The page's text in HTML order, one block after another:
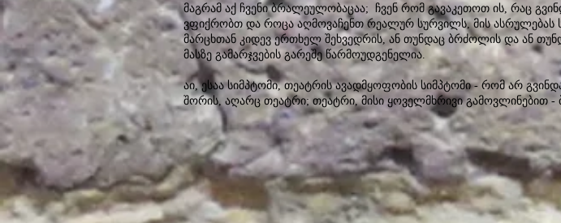
მაგრამ აქ ჩვენი ბრალეულობაცაა; ჩვენ რომ გავაკეთოთ ის, რაც
ვფიქრობთ და როცა აღმოვაჩენთ რეალურ სურვილს, მის
მარცხთან კიდევ ერთხელ შეხვედრის, ან თუნდაც ბრძოლის და ან
მასზე გამარჯვების გარეშე წარმოუდგენელია.
აი, ესაა სიმპტომი, თეატრის ავადმყოფობის სიმპტომი - რომ არ
შორის, აღარც თეატრი; თეატრი, მისი ყოველმხრივი გამოვლინებით